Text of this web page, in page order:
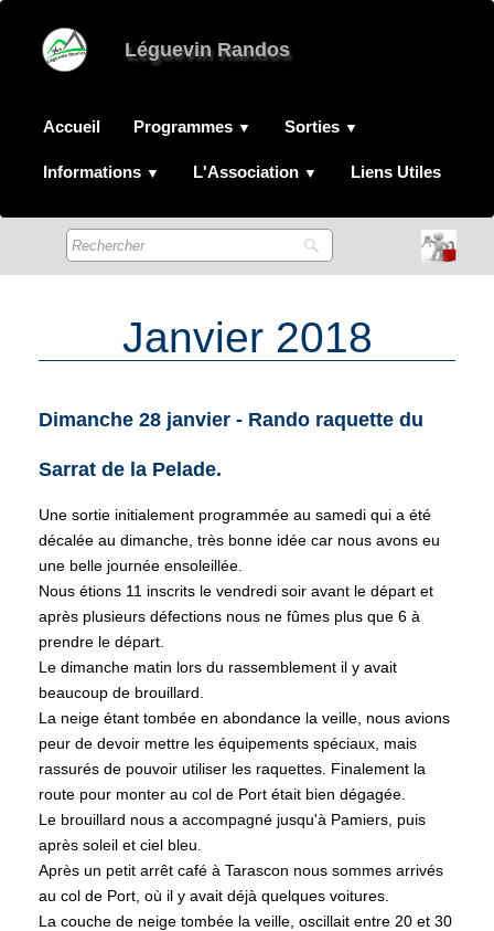
Léguevin Randos
Accueil Programmes ▼ Sorties ▼
Informations ▼ L'Association ▼ Liens Utiles
Janvier 2018
Dimanche 28 janvier - Rando raquette du
Sarrat de la Pelade.
Une sortie initialement programmée au samedi qui a été
décalée au dimanche, très bonne idée car nous avons eu
une belle journée ensoleillée.
Nous étions 11 inscrits le vendredi soir avant le départ et
après plusieurs défections nous ne fûmes plus que 6 à
prendre le départ.
Le dimanche matin lors du rassemblement il y avait
beaucoup de brouillard.
La neige étant tombée en abondance la veille, nous avions
peur de devoir mettre les équipements spéciaux, mais
rassurés de pouvoir utiliser les raquettes. Finalement la
route pour monter au col de Port était bien dégagée.
Le brouillard nous a accompagné jusqu'à Pamiers, puis
après soleil et ciel bleu.
Après un petit arrêt café à Tarascon nous sommes arrivés
au col de Port, où il y avait déjà quelques voitures.
La couche de neige tombée la veille, oscillait entre 20 et 30